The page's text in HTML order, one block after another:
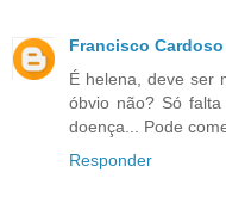
Francisco Cardoso
É helena, deve ser
óbvio não? Só
doença... Pode
Responder